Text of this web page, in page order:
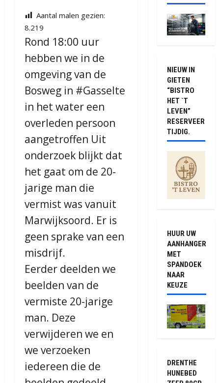
Aantal malen gezien:
8.219
Rond 18:00 uur
hebben we in de
omgeving van de
Bosweg in #Gasselte
in het water een
overleden persoon
aangetroffen Uit
onderzoek blijkt dat
het gaat om de 20-
jarige man die
vermist was vanuit
Marwijksoord. Er is
geen sprake van een
misdrijf.
Eerder deelden we
beelden van de
vermiste 20-jarige
man. Deze
verwijderen we en
we verzoeken
iedereen die de
NIEUW IN
GIETEN
“BISTRO
HET `T
LEVEN”
RESERVEER
TIJDIG.
HUUR UW
AANHANGER
MET
SPANDOEK
NAAR
KEUZE
DRENTHE
HUNEBED